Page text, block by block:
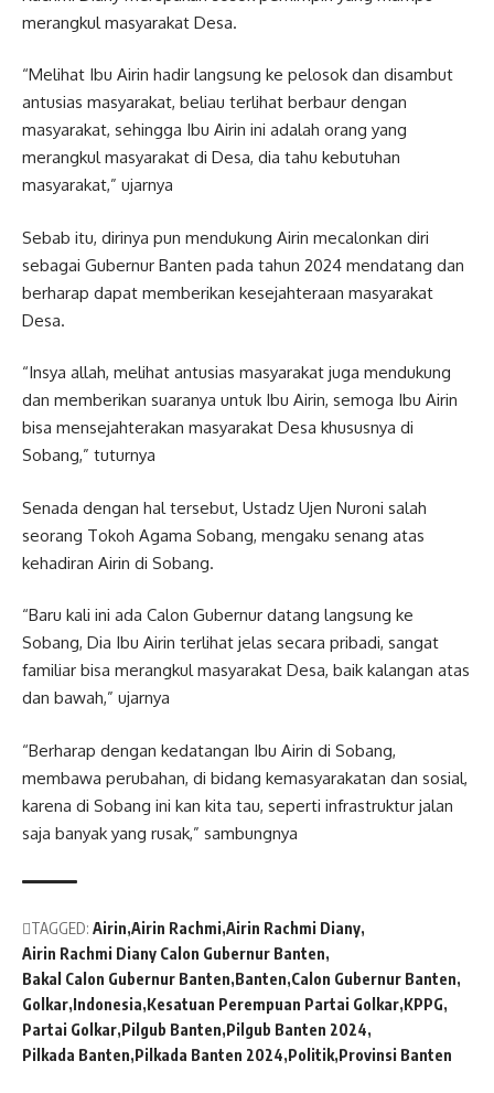
merangkul masyarakat Desa.
“Melihat Ibu Airin hadir langsung ke pelosok dan disambut
antusias masyarakat, beliau terlihat berbaur dengan
masyarakat, sehingga Ibu Airin ini adalah orang yang
merangkul masyarakat di Desa, dia tahu kebutuhan
masyarakat,” ujarnya
Sebab itu, dirinya pun mendukung Airin mecalonkan diri
sebagai Gubernur Banten pada tahun 2024 mendatang dan
berharap dapat memberikan kesejahteraan masyarakat
Desa.
“Insya allah, melihat antusias masyarakat juga mendukung
dan memberikan suaranya untuk Ibu Airin, semoga Ibu Airin
bisa mensejahterakan masyarakat Desa khususnya di
Sobang,” tuturnya
Senada dengan hal tersebut, Ustadz Ujen Nuroni salah
seorang Tokoh Agama Sobang, mengaku senang atas
kehadiran Airin di Sobang.
“Baru kali ini ada Calon Gubernur datang langsung ke
Sobang, Dia Ibu Airin terlihat jelas secara pribadi, sangat
familiar bisa merangkul masyarakat Desa, baik kalangan atas
dan bawah,” ujarnya
“Berharap dengan kedatangan Ibu Airin di Sobang,
membawa perubahan, di bidang kemasyarakatan dan sosial,
karena di Sobang ini kan kita tau, seperti infrastruktur jalan
saja banyak yang rusak,” sambungnya
TAGGED: Airin Airin Rachmi Airin Rachmi Diany
Airin Rachmi Diany Calon Gubernur Banten
Bakal Calon Gubernur Banten Banten Calon Gubernur Banten
Golkar Indonesia Kesatuan Perempuan Partai Golkar KPPG
Partai Golkar Pilgub Banten Pilgub Banten 2024
Pilkada Banten Pilkada Banten 2024 Politik Provinsi Banten